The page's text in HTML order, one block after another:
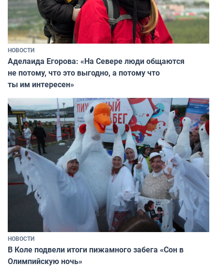
НОВОСТИ
Аделаида Егорова: «На Севере люди общаются
не потому, что это выгодно, а потому что
ты им интересен»
НОВОСТИ
В Коле подвели итоги пижамного забега «Сон в
Олимпийскую ночь»